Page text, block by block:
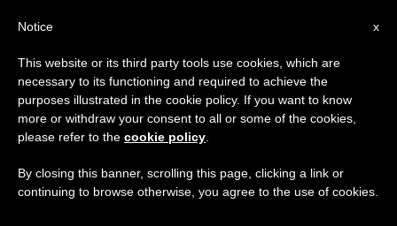
DAY
September 23rd,
2013
x
Notice
This website or its third party tools use cookies, which are
necessary to its functioning and required to achieve the
purposes illustrated in the cookie policy. If you want to know
more or withdraw your consent to all or some of the cookies,
please refer to the cookie policy
By closing this banner, scrolling this page, clicking a link or
continuing to browse otherwise, you agree to the use of cookies.